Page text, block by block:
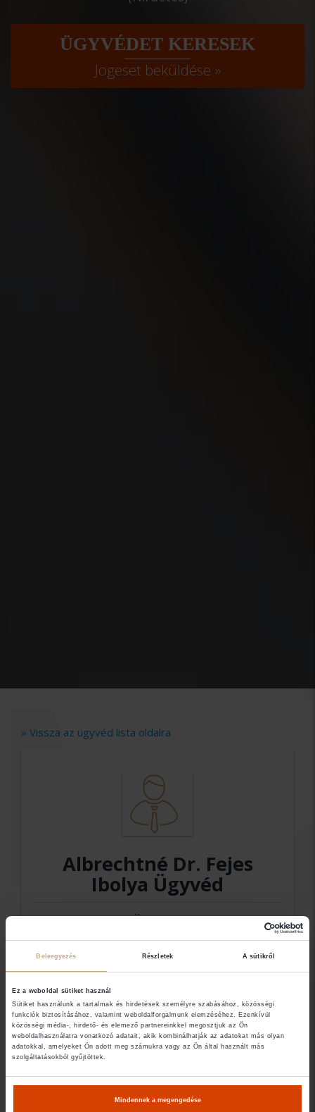
Beleegyezés Részletek A sütikről
Ez a weboldal sütiket használ
Sütiket használunk a tartalmak és hirdetések személyre szabásához, közösségi
funkciók biztosításához, valamint weboldalforgalmunk elemzéséhez. Ezenkívül
közösségi média-, hirdető- és elemező partnereinkkel megosztjuk az Ön
weboldalhasználatra vonatkozó adatait, akik kombinálhatják az adatokat más olyan
adatokkal, amelyeket Ön adott meg számukra vagy az Ön által használt más
szolgáltatásokból gyűjtöttek.
Mindennek a megengedése
ÜGYVÉDET KERESEK
Jogeset beküldése »
» Vissza az ügyvéd lista oldalra
Albrechtné Dr. Fejes
Ibolya Ügyvéd
Ügyvéd
Elérhetőségek
8000 Székesfehérvár
Amennyiben nem találja a keresett ügyvéd
elérhetőségét (email, telefon), abban az esetben